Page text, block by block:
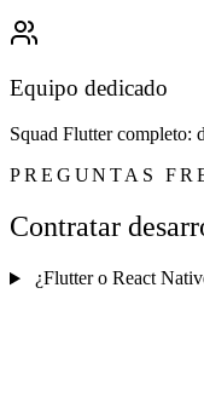
Equipo dedicado
Squad Flutter completo:
PREGUNTAS
Contratar
¿Flutter o React